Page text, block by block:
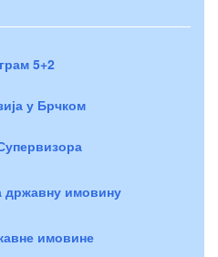
5+2
у Брчком
државну имовину
имовине